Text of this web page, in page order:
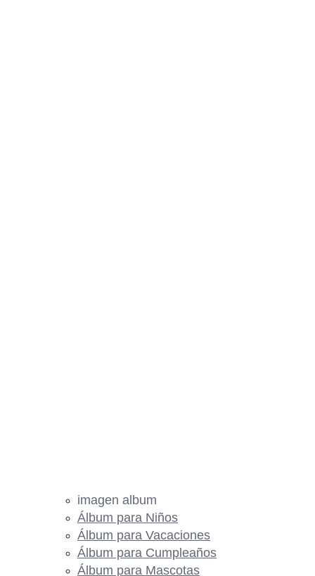
imagen album
Álbum para Niños
Álbum para Vacaciones
Álbum para Cumpleaños
Álbum para Mascotas